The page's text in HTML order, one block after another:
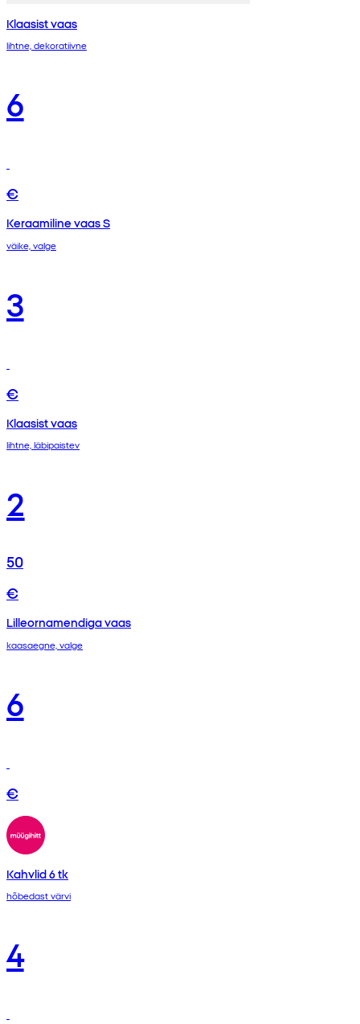
Klaasist vaas
lihtne, dekoratiivne
6
€
Keraamiline vaas S
väike, valge
3
€
Klaasist vaas
lihtne, läbipaistev
2
50
€
Lilleornamendiga vaas
kaasaegne, valge
6
€
Kahvlid 6 tk
hõbedast värvi
4